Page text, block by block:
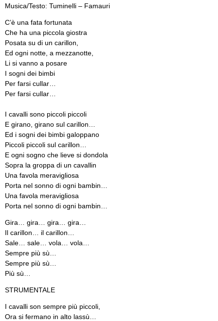
Musica/Testo: Tuminelli – Famauri
C’è una fata fortunata
Che ha una piccola giostra
Posata su di un carillon,
Ed ogni notte, a mezzanotte,
Li si vanno a posare
I sogni dei bimbi
Per farsi cullar…
Per farsi cullar…
I cavalli sono piccoli piccoli
E girano, girano sul carillon…
Ed i sogni dei bimbi galoppano
Piccoli piccoli sul carillon…
E ogni sogno che lieve si dondola
Sopra la groppa di un cavallin
Una favola meravigliosa
Porta nel sonno di ogni bambin…
Una favola meravigliosa
Porta nel sonno di ogni bambin…
Gira… gira… gira… gira…
Il carillon… il carillon…
Sale… sale… vola… vola…
Sempre più sù…
Sempre più sù…
Più sù…
STRUMENTALE
I cavalli son sempre più piccoli,
Ora si fermano in alto lassù…